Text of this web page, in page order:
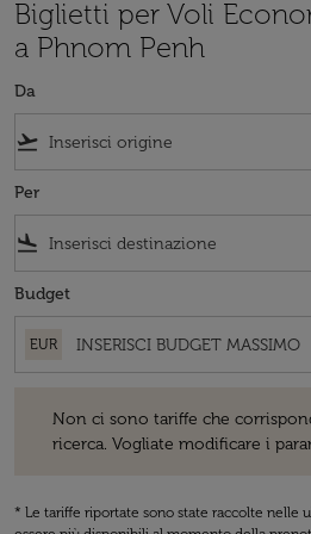
Biglietti per Voli
a Phnom Penh
Da
flight_takeoff
Per
flight_land
Budget
EUR
Non ci sono tariffe che
ricerca. Vogliate modificare i
* Le tariffe riportate sono state raccolte nelle